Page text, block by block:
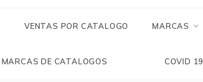
VENTAS POR CATALOGO MARCAS
MARCAS DE CATALOGOS COVID 19